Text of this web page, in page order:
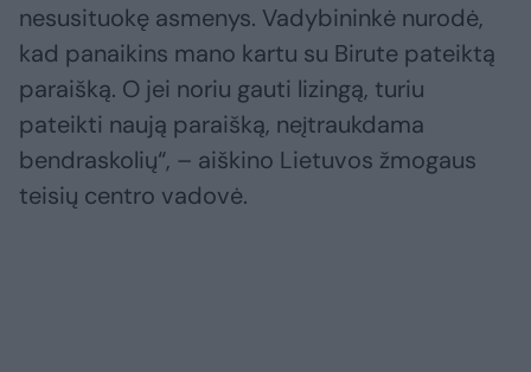
nesusituokę asmenys. Vadybininkė nurodė,
kad panaikins mano kartu su Birute pateiktą
paraišką. O jei noriu gauti lizingą, turiu
pateikti naują paraišką, neįtraukdama
bendraskolių“, – aiškino Lietuvos žmogaus
teisių centro vadovė.